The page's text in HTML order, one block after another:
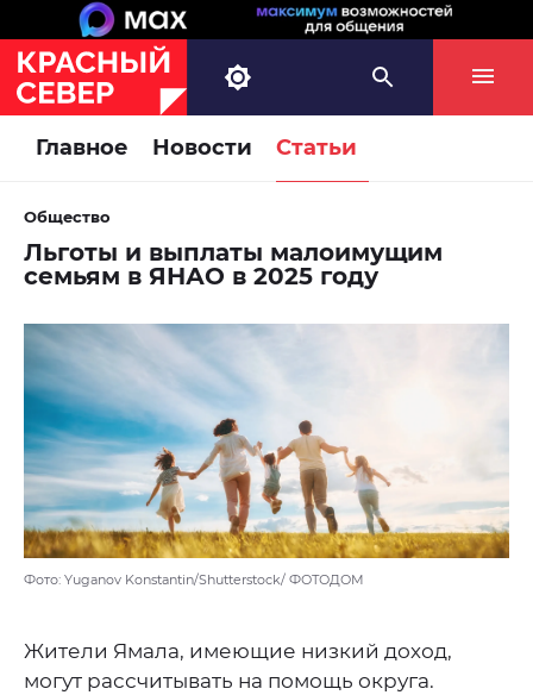
Главное Новости Статьи
Общество
Льготы и выплаты малоимущим
семьям в ЯНАО в 2025 году
Фото: Yuganov Konstantin/Shutterstock/ ФОТОДОМ
Жители Ямала, имеющие низкий доход,
могут рассчитывать на помощь округа.